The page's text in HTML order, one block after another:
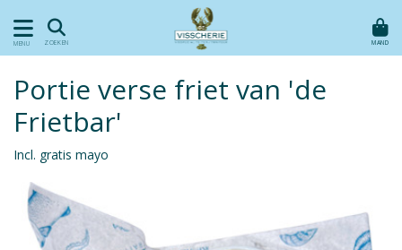
MENU ZOEKEN MAND
Portie verse friet van 'de
Frietbar'
Incl. gratis mayo